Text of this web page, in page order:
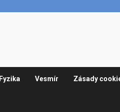
Vesmír Zásady